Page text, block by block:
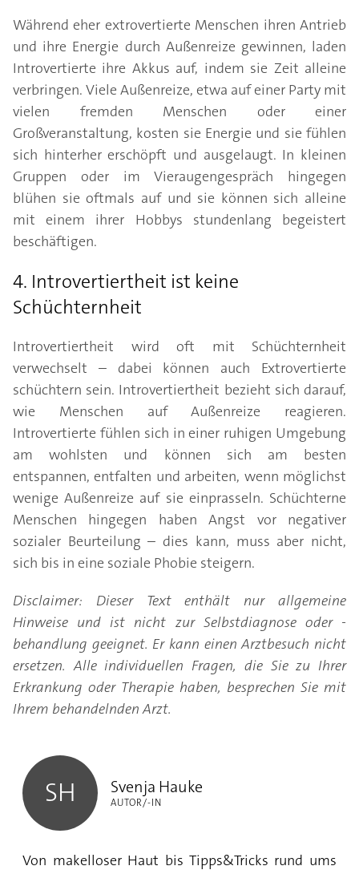
Während eher extrovertierte Menschen ihren Antrieb
und ihre Energie durch Außenreize gewinnen, laden
Introvertierte ihre Akkus auf, indem sie Zeit alleine
verbringen. Viele Außenreize, etwa auf einer Party mit
vielen fremden Menschen oder einer
Großveranstaltung, kosten sie Energie und sie fühlen
sich hinterher erschöpft und ausgelaugt. In kleinen
Gruppen oder im Vieraugengespräch hingegen
blühen sie oftmals auf und sie können sich alleine
mit einem ihrer Hobbys stundenlang begeistert
beschäftigen.
4. Introvertiertheit ist keine
Schüchternheit
Introvertiertheit wird oft mit Schüchternheit
verwechselt – dabei können auch Extrovertierte
schüchtern sein. Introvertiertheit bezieht sich darauf,
wie Menschen auf Außenreize reagieren.
Introvertierte fühlen sich in einer ruhigen Umgebung
am wohlsten und können sich am besten
entspannen, entfalten und arbeiten, wenn möglichst
wenige Außenreize auf sie einprasseln. Schüchterne
Menschen hingegen haben Angst vor negativer
sozialer Beurteilung – dies kann, muss aber nicht,
sich bis in eine soziale Phobie steigern.
Disclaimer: Dieser Text enthält nur allgemeine
Hinweise und ist nicht zur Selbstdiagnose oder -
behandlung geeignet. Er kann einen Arztbesuch nicht
ersetzen. Alle individuellen Fragen, die Sie zu Ihrer
Erkrankung oder Therapie haben, besprechen Sie mit
Ihrem behandelnden Arzt.
SH Svenja Hauke
AUTOR/-IN
Von makelloser Haut bis Tipps&Tricks rund ums